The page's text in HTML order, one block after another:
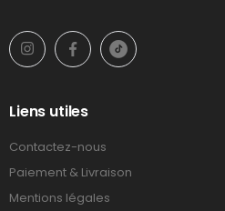
Liens utiles
Contactez-nous
Paiement & Livraison
Mentions légales